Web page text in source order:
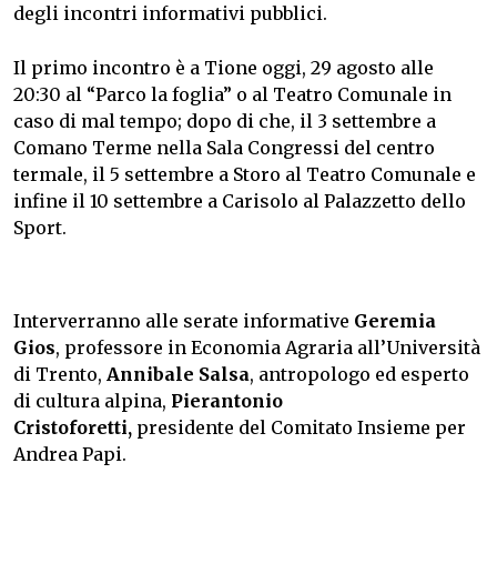
degli incontri informativi pubblici.
Il primo incontro è a Tione oggi, 29 agosto alle
20:30 al “Parco la foglia” o al Teatro Comunale in
caso di mal tempo; dopo di che, il 3 settembre a
Comano Terme nella Sala Congressi del centro
termale, il 5 settembre a Storo al Teatro Comunale e
infine il 10 settembre a Carisolo al Palazzetto dello
Sport.
Interverranno alle serate informative Geremia
Gios, professore in Economia Agraria all’Università
di Trento, Annibale Salsa, antropologo ed esperto
di cultura alpina, Pierantonio
Cristoforetti, presidente del Comitato Insieme per
Andrea Papi.